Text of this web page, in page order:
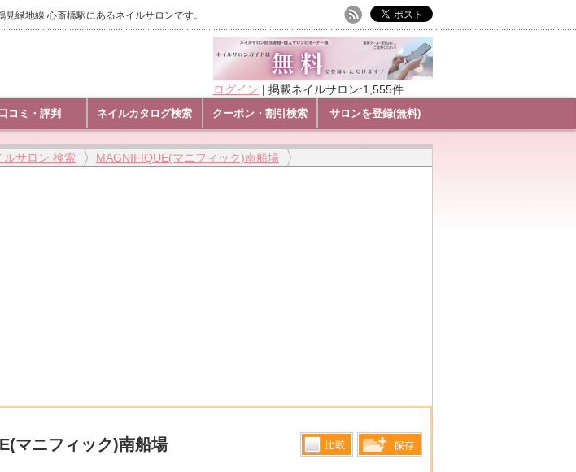
緑地線 心斎橋駅にあるネイルサロンです。
コミ・評判 ネイルカタログ検索 クーポン・割引検索 サロンを登録(無料)
ログイン | 掲載ネイルサロン:1,555件
ルサロン 検索 MAGNIFIQUE(マニフィック)南船場
マニフィック)南船場